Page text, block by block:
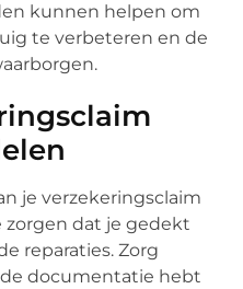
kunnen helpen om
te verbeteren en de
je verzekeringsclaim
zorgen dat je gedekt
reparaties. Zorg
documentatie hebt